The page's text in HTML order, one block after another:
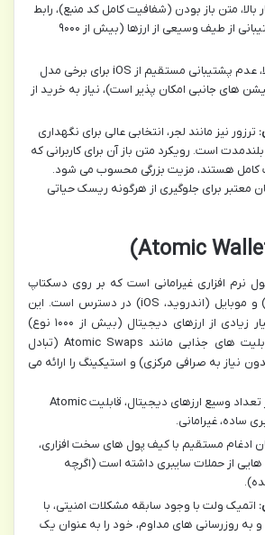
بالا، متن باز بودن (شفافیت کامل کد منبع)، رابط
کاربری ساده، پشتیبانی از طیف وسیعی از ارزها (بیش از ۹۰۰۰
قیمت بالا، عدم پشتیبانی مستقیم از iOS برای برخی مدل
های جانبی امکان پذیر است)، نیاز به خرید از
ترزور نیز مانند لجر، انتخابی عالی برای نگهداری
است. رویکرد متن باز آن برای کاربرانی که
کامل هستند، مزیت بزرگی محسوب می شود.
معتبر برای جلوگیری از هرگونه ریسک حیاتی
نرم افزاری غیرامانی است که بر روی دسکتاپ
(ویندوز، مک، لینوکس) و موبایل (اندروید، iOS) در دسترس است. این
کیف پول از تعداد بسیار زیادی از ارزهای دیجیتال (بیش از ۱۰۰۰ نوع)
پشتیبانی می کند و قابلیت های جذابی مانند Atomic Swaps (تبادل
نیاز به صرافی مرکزی) و استیکینگ را ارائه می
پشتیبانی از تعداد وسیع ارزهای دیجیتال، قابلیت Atomic
ادغام مستقیم با کیف پول های سخت افزاری،
از حملات سایبری داشته است (اگرچه
اتمیک ولت با وجود سابقه مشکلات امنیتی، با
به روزرسانی های مداوم، خود را به عنوان یک